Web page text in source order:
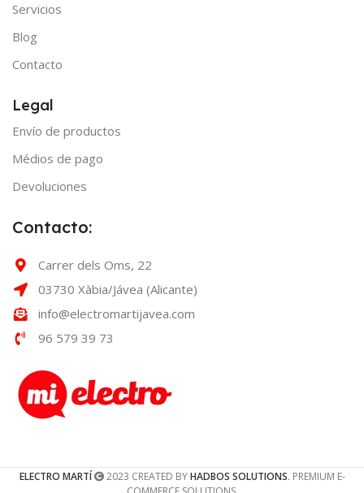
Servicios
Blog
Contacto
Legal
Envío de productos
Médios de pago
Devoluciones
Contacto:
Carrer dels Oms, 22
03730 Xàbia/Jávea (Alicante)
info@electromartijavea.com
96 579 39 73
ELECTRO MARTÍ 2023 CREATED BYHADBOS SOLUTIONS. PREMIUM E-